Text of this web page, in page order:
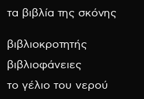
τα βιβλία της σκόνης
βιβλιοκροτητής
βιβλιοφάνειες
το γέλιο του νερού